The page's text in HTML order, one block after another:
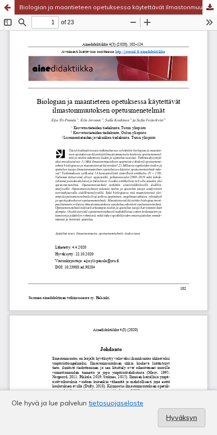
Biologian ja maantieteen opetuksessa käytettävät ilmastonmuutoksen opetusmenetelmät
Ole hyvä ja lue palvelun tietosuojaseloste
Hyväksyn
Tieteellisten seurain valtuuskunta